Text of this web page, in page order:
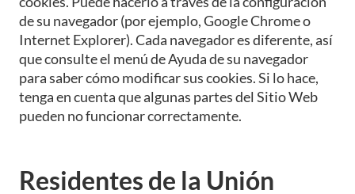
de su navegador (por ejemplo, Google Chrome o
Internet Explorer). Cada navegador es diferente, así
que consulte el menú de Ayuda de su navegador
para saber cómo modificar sus cookies. Si lo hace,
tenga en cuenta que algunas partes del Sitio Web
pueden no funcionar correctamente.
Residentes de la Unión